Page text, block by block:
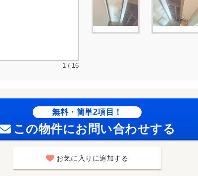
1 / 16
無料・簡単2項目！
この物件にお問い合わせする
お気に入りに追加する